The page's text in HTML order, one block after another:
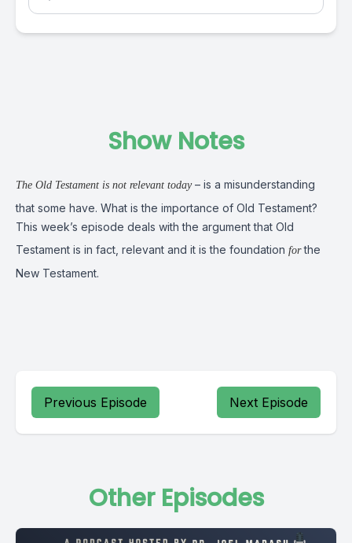
Show Notes
The Old Testament is not relevant today– is a misunderstanding
that some have. What is the importance of Old Testament?
This week’s episode deals with the argument that Old
Testament is in fact, relevant and it is the foundation forthe
New Testament.
Previous Episode Next Episode
Other Episodes